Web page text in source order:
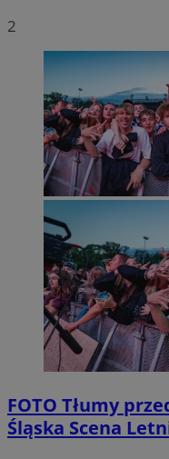
2
FOTO Tłumy
Śląska Scena